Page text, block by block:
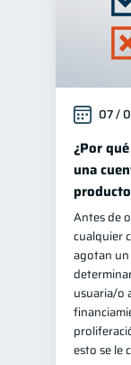
07 /
¿Por
una
Antes de
cualquier
agotan
usuaria/o
esto se le